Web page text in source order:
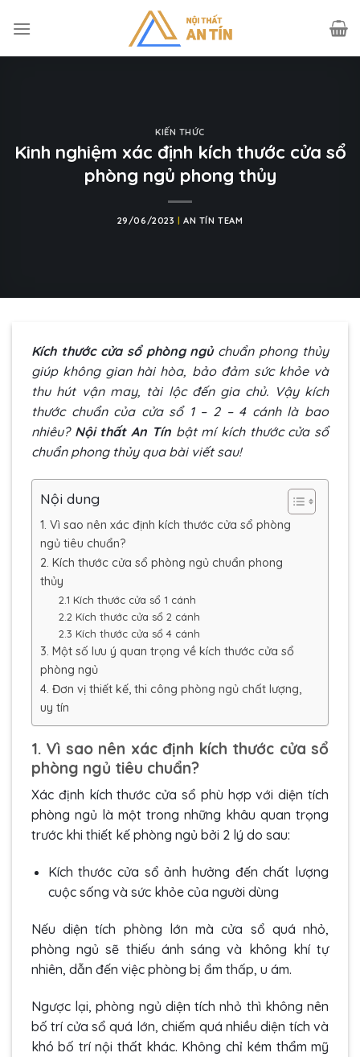
KIẾN THỨC
Kinh nghiệm xác định kích thước cửa sổ
phòng ngủ phong thủy
29/06/2023 |AN TÍN TEAM
Kích thước cửa sổ phòng ngủchuẩn phong thủy
giúp không gian hài hòa, bảo đảm sức khỏe và
thu hút vận may, tài lộc đến gia chủ. Vậy kích
thước chuẩn của cửa sổ 1 – 2 – 4 cánh là bao
nhiêu? Nội thất An Tínbật mí kích thước cửa sổ
chuẩn phong thủy qua bài viết sau!
Nội dung
1. Vì sao nên xác định kích thước cửa sổ phòng
ngủ tiêu chuẩn?
2. Kích thước cửa sổ phòng ngủ chuẩn phong
thủy
2.1 Kích thước cửa sổ 1 cánh
2.2 Kích thước cửa sổ 2 cánh
2.3 Kích thước cửa sổ 4 cánh
3. Một số lưu ý quan trọng về kích thước cửa sổ
phòng ngủ
4. Đơn vị thiết kế, thi công phòng ngủ chất lượng,
uy tín
1. Vì sao nên xác định kích thước cửa sổ
phòng ngủ tiêu chuẩn?
Xác định kích thước cửa sổ phù hợp với diện tích
phòng ngủ là một trong những khâu quan trọng
trước khi thiết kế phòng ngủ bởi 2 lý do sau:
Kích thước cửa sổ ảnh hưởng đến chất lượng
cuộc sống và sức khỏe của người dùng
Nếu diện tích phòng lớn mà cửa sổ quá nhỏ,
phòng ngủ sẽ thiếu ánh sáng và không khí tự
nhiên, dẫn đến việc phòng bị ẩm thấp, u ám.
Ngược lại, phòng ngủ diện tích nhỏ thì không nên
bố trí cửa sổ quá lớn, chiếm quá nhiều diện tích và
khó bố trí nội thất khác. Không chỉ kém thẩm mỹ